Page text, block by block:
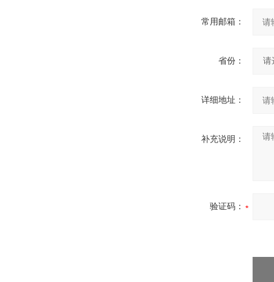
常用邮箱：
省份：
详细地址：
补充说明：
验证码：